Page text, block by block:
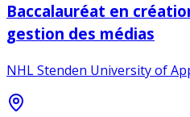
Baccalauréat en
gestion des médias
NHL Stenden University of